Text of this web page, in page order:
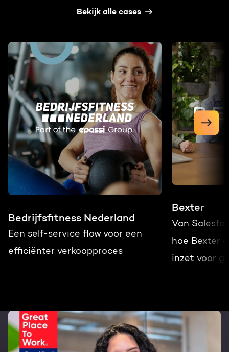
Bekijk alle cases
Bedrijfsfitness Nederland
Een self-service flow voor een
efficiënter verkoopproces
Bexter
Van
hoe Bexter
inzet voor